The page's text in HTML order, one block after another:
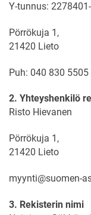
Y-tunnus:
Pörrökuja 1,
21420 Lieto
Puh: 040 830 5505
2. Yhteyshenkilö
Risto Hievanen
Pörrökuja 1,
21420 Lieto
myynti@suomen-
3. Rekisterin nimi